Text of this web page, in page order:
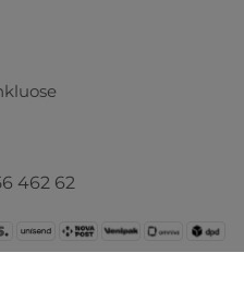
462 62
saugomos.